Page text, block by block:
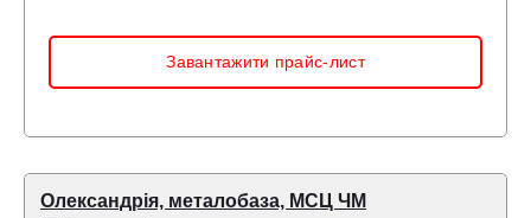
Завантажити прайс-лист
Олександрія, металобаза, МСЦ ЧМ